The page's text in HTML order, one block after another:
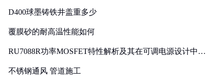
D400球墨铸铁井盖重多少
覆膜砂的耐高温性能如何
RU7088R功率MOSFET特性解析及其在可调电源设计中的
不锈钢通风 管道施工